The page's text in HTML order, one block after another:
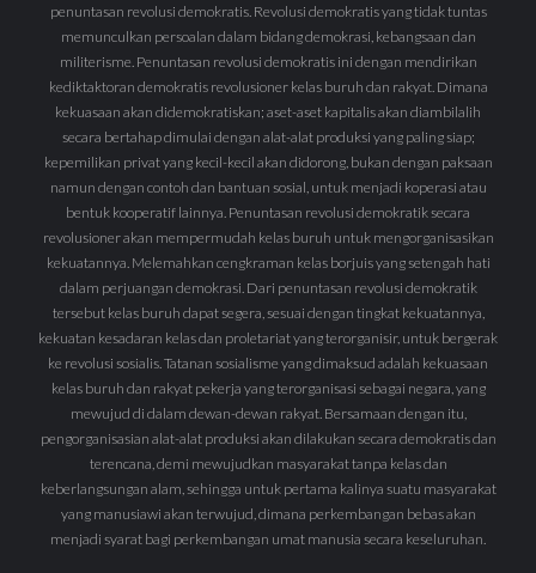
penuntasan revolusi demokratis. Revolusi demokratis yang tidak tuntas
memunculkan persoalan dalam bidang demokrasi, kebangsaan dan
militerisme. Penuntasan revolusi demokratis ini dengan mendirikan
kediktaktoran demokratis revolusioner kelas buruh dan rakyat. Dimana
kekuasaan akan didemokratiskan; aset-aset kapitalis akan diambilalih
secara bertahap dimulai dengan alat-alat produksi yang paling siap;
kepemilikan privat yang kecil-kecil akan didorong, bukan dengan paksaan
namun dengan contoh dan bantuan sosial, untuk menjadi koperasi atau
bentuk kooperatif lainnya. Penuntasan revolusi demokratik secara
revolusioner akan mempermudah kelas buruh untuk mengorganisasikan
kekuatannya. Melemahkan cengkraman kelas borjuis yang setengah hati
dalam perjuangan demokrasi. Dari penuntasan revolusi demokratik
tersebut kelas buruh dapat segera, sesuai dengan tingkat kekuatannya,
kekuatan kesadaran kelas dan proletariat yang terorganisir, untuk bergerak
ke revolusi sosialis. Tatanan sosialisme yang dimaksud adalah kekuasaan
kelas buruh dan rakyat pekerja yang terorganisasi sebagai negara, yang
mewujud di dalam dewan-dewan rakyat. Bersamaan dengan itu,
pengorganisasian alat-alat produksi akan dilakukan secara demokratis dan
terencana, demi mewujudkan masyarakat tanpa kelas dan
keberlangsungan alam, sehingga untuk pertama kalinya suatu masyarakat
yang manusiawi akan terwujud, dimana perkembangan bebas akan
menjadi syarat bagi perkembangan umat manusia secara keseluruhan.